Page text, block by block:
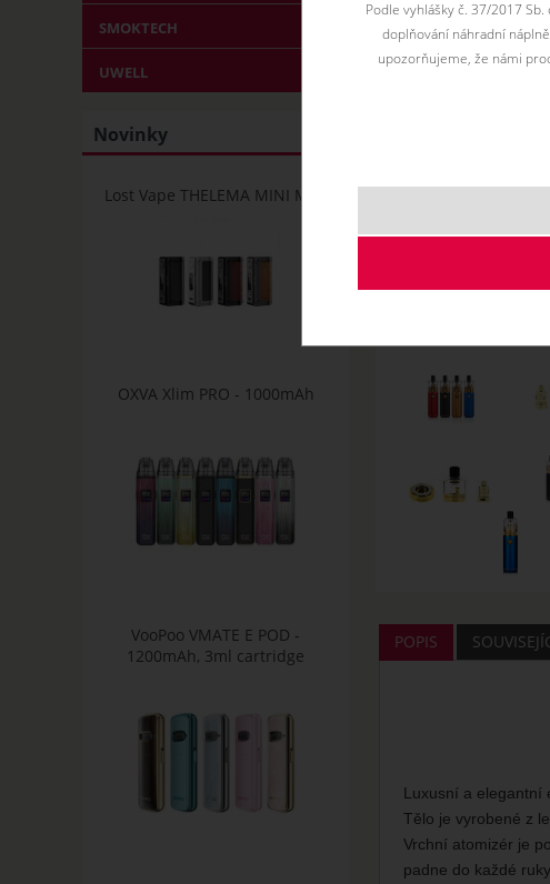
POPIS
Luxusní a elegantní
Tělo je vyrobené z
Vrchní atomizér je
padne do každé
SMOKTECH
UWELL
Novinky
Lost Vape THELEMA MINI Mod
OXVA Xlim PRO - 1000mAh
VooPoo VMATE E POD -
1200mAh, 3ml cartridge
Podle vyhlášky č. 37/2017
doplňování náhradní
upozorňujeme, že námi